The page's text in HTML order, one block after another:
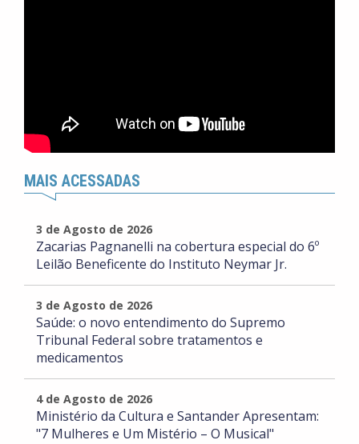
MAIS ACESSADAS
3 de Agosto de 2026
Zacarias Pagnanelli na cobertura especial do 6º
Leilão Beneficente do Instituto Neymar Jr.
3 de Agosto de 2026
Saúde: o novo entendimento do Supremo
Tribunal Federal sobre tratamentos e
medicamentos
4 de Agosto de 2026
Ministério da Cultura e Santander Apresentam:
"7 Mulheres e Um Mistério – O Musical"